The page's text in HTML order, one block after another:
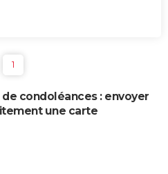
1
de condoléances : envoyer
une carte